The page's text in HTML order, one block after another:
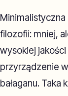
filozofii: mniej,
wysokiej
przyrządzenie
bałaganu.